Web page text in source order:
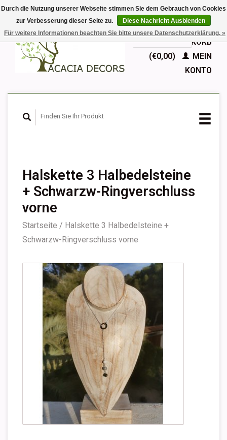
EUR
GBPDeutsch
Nederlands
English
IHR WARENKORB
(€0,00)
MEIN
KONTO
Halskette 3 Halbedelsteine ​​
+ Schwarzw-Ringverschluss
vorne
Startseite / Halskette 3 Halbedelsteine ​​+
Schwarzw-Ringverschluss vorne
Durch die Nutzung unserer Webseite stimmen Sie dem Gebrauch von Cookies
zur Verbesserung dieser Seite zu.
Diese Nachricht Ausblenden
Für weitere Informationen beachten Sie bitte unsere Datenschutzerklärung. »